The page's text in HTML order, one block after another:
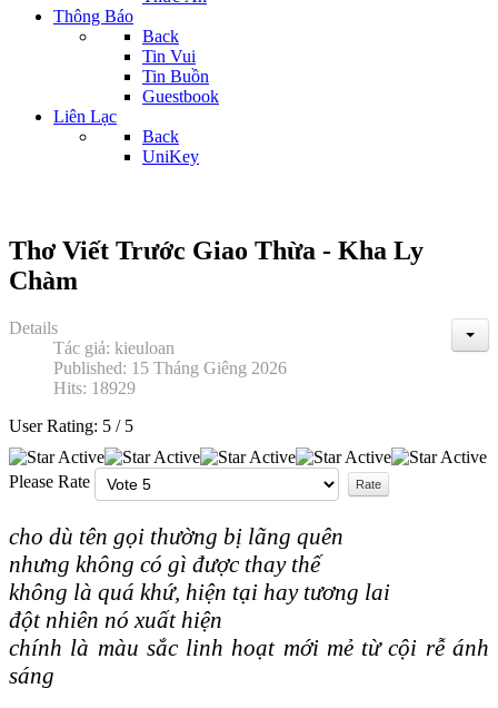
Thông Báo
Back
Tin Vui
Tin Buồn
Guestbook
Liên Lạc
Back
UniKey
Thơ Viết Trước Giao Thừa - Kha Ly
Chàm
Details
Tác giả: kieuloan
Published: 15 Tháng Giêng 2026
Hits: 18929
User Rating: 5 / 5
Please Rate
cho dù tên gọi thường bị lãng quên
nhưng không có gì được thay thế
không là quá khứ, hiện tại hay tương lai
đột nhiên nó xuất hiện
chính là màu sắc linh hoạt mới mẻ từ cội rễ ánh
sáng